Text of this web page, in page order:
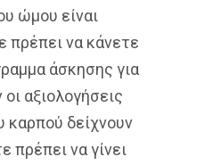
ώμου είναι
πρέπει να κάνετε
άσκησης για
αξιολογήσεις
δείχνουν
πρέπει να γίνει